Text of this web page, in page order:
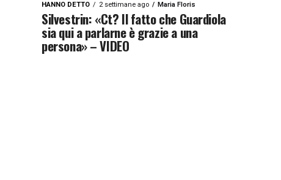
HANNO DETTO 2 settimane ago Maria Floris
Silvestrin: «Ct? Il fatto che Guardiola
sia qui a parlarne è grazie a una
persona» – VIDEO